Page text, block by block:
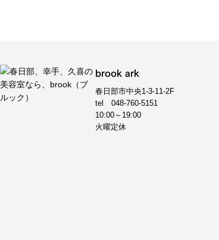
brook ark
春日部市中央1-3-11-2F
tel 048-760-5151
10:00～19:00
火曜定休